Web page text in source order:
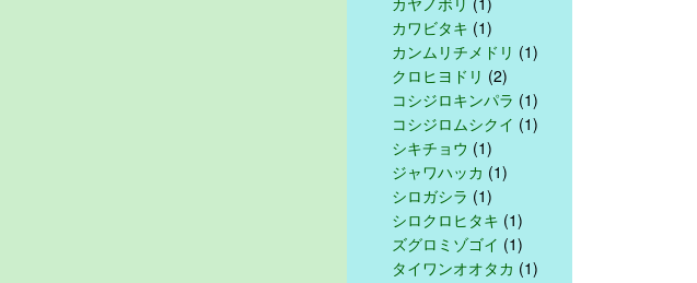
カワビタキ (1)
カンムリチメドリ (1)
クロヒヨドリ (2)
コシジロキンパラ (1)
コシジロムシクイ (1)
シキチョウ (1)
ジャワハッカ (1)
シロガシラ (1)
シロクロヒタキ (1)
ズグロミゾゴイ (1)
タイワンオオタカ (1)